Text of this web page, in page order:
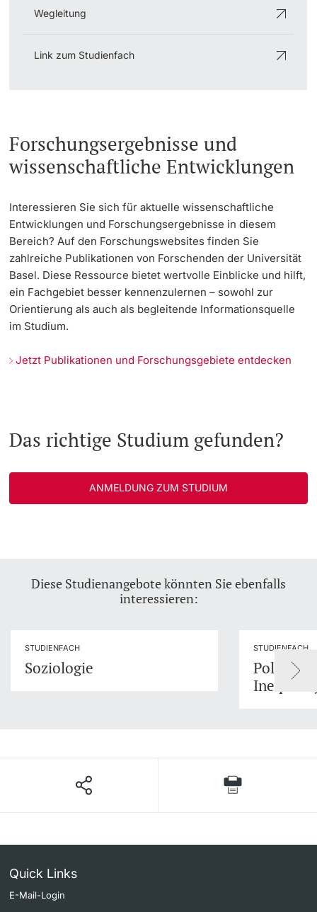
Wegleitung
Link zum Studienfach
Forschungsergebnisse und
wissenschaftliche Entwicklungen
Interessieren Sie sich für aktuelle wissenschaftliche
Entwicklungen und Forschungsergebnisse in diesem
Bereich? Auf den Forschungswebsites finden Sie
zahlreiche Publikationen von Forschenden der Universität
Basel. Diese Ressource bietet wertvolle Einblicke und hilft,
ein Fachgebiet besser kennenzulernen – sowohl zur
Orientierung als auch als begleitende Informationsquelle
im Studium.
Jetzt Publikationen und Forschungsgebiete entdecken
Das richtige Studium gefunden?
ANMELDUNG ZUM STUDIUM
Diese Studienangebote könnten Sie ebenfalls
interessieren:
STUDIENFACH
Soziologie
STUDIENFACH
Political
Quick Links
E-Mail-Login